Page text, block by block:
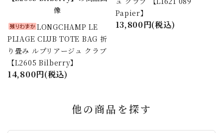
LONGCHAMP LE
PLIAGE CLUB TOTE BAG 折
り畳み ルプリアージュ クラブ
【L2605 Bilberry】
14,800円(税込)
Papier】
13,800円(税込)
他の商品を探す